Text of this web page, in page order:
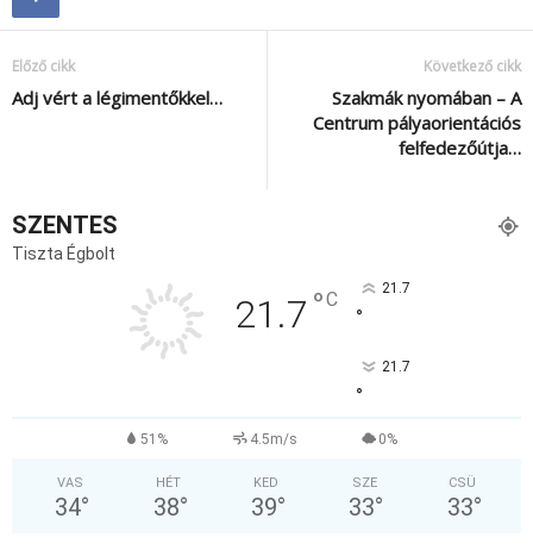
Előző cikk
Adj vért a légimentőkkel…
Következő cikk
Szakmák nyomában – A
Centrum pályaorientációs
felfedezőútja…
SZENTES
Tiszta Égbolt
21.7 °C 21.7
°
21.7
°
51% 4.5m/s 0%
VAS
34°
HÉT
38°
KED
39°
SZE
33°
CSÜ
33°